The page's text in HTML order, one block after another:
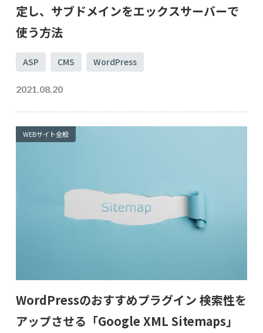
定し、サブドメインをエックスサーバーで
使う方法
ASP CMS WordPress
2021.08.20
WEBサイト全般
WordPressのおすすめプラグイン 検索性を
アップさせる「Google XML Sitemaps」